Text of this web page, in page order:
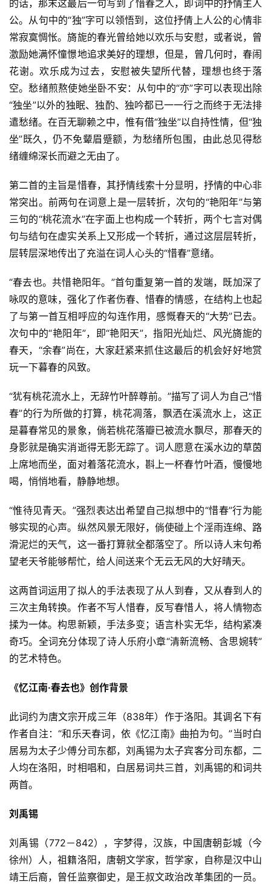
页
好
词
好
典
歌
词
的话，那末这最后一句写到了惜春之人，即词中的抒情主人
公。从句中的“独”字可以领悟到，这位抒倩上人公的心情非
常寂寞惆怅。旖旎的春光曾给她以欢乐与安慰，或者说，曾
激励她满怀憧憬地追求美好的理想，但是，曾几何时，春闹
花谢。欢乐成为过去，安慰被失望所代替，理想也终于落
空。愁绪煎熬使她坐卧不安：从句中的“亦”字可以表现出除
“独坐”以外的独眠、独酌、独吟都已一一行之而终于无法排
遣愁绪。在百无聊赖之中，惟有借“独坐”以自持性情，但“独
坐”既久，仍不免颦眉蹙额，为愁绪所包围，由此总见得愁
绪缠绵深长而避之无由了。
第二首的主旨是惜春，其抒情线索十分显明，抒情的中心非
常突出。前两句在词意上是一层转折，次句的“艳阳年”与第
三句的“桃花流水”在字面上也构成一个转折，两个七言对偶
句与结句在虚实关系上又形成一个转折，通过这层层转折，
层转层深地传出了充溢在词人心头的“惜春”意绪。
“春去也。共惜艳阳年。”首句重复第一首的发端，既加深了
咏叹的意味，强化了作者伤春、惜春的情感，在结构上也起
了与第一首互相呼应的勾连作用，感慨春天的“大势”已去。
次句中的“艳阳年”，即“艳阳天”，指阳光灿烂、风光旖旎的
春天，“余春”尚在，大家赶紧来抓住这最后的机会好好地赏
玩一下暮春的风致。
“犹有桃花流水上，无辞竹叶醉尊前。”描写了词人为自己“惜
春”的行为所做的打算，桃花凋落，飘洒在溪流水上，这正
是暮春常见的景象，倘若桃花落瓣已被流水飘尽，那春天的
身影就是确实消逝得无影无踪了。词人愿意在溪水边的草茵
上席地而坐，面对着落花流水，斟上一杯春竹叶酒，慢慢地
喝，悄悄地看，静静地想。
“惟待见青天。”强烈表达出希望自己拟想中的“惜春”行为能
够实现的心声。纵然风景无限好，倘使碰上个淫雨连绵、路
滑泥烂的天气，这一番打算就全都落空了。所以诗人末句希
望老天爷能够帮忙，给人间送来个无云无风的大好晴天。
这两首词运用了拟人的手法表现了从人到春，又从春到人的
三次主角转换。作者不写人惜春，反写春惜人，将人情物态
揉为一体。构思新颖，手法多变；语言朴实无华，结构紧凑
奇巧。全词充分体现了诗人乐府小章“清新流畅、含思婉转”
的艺术特色。
《忆江南·春去也》创作背景
此词约为唐文宗开成三年（838年）作于洛阳。其调名下有
作者自注：“和乐天春词，依《忆江南》曲拍为句。”当时白
居易为太子少傅分司东都，刘禹锡为太子宾客分司东都，二
人均在洛阳，时相唱和，白居易词共三首，刘禹锡的和词共
两首。
刘禹锡
刘禹锡（772－842），字梦得，汉族，中国唐朝彭城（今
徐州）人，祖籍洛阳，唐朝文学家，哲学家，自称是汉中山
靖王后裔，曾任监察御史，是王叔文政治改革集团的一员。